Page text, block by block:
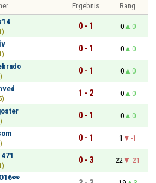
Ergebnis
Rang
0 - 1 0
0
0 - 1 0
0
0 - 1 0
0
1 - 2 0
0
0 - 1 0
0
0 - 1 1
-1
0 - 3 22
-21